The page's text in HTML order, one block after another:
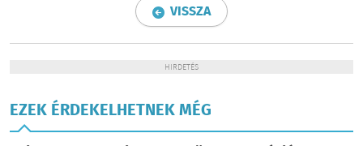
VISSZA
HIRDETÉS
EZEK ÉRDEKELHETNEK MÉG